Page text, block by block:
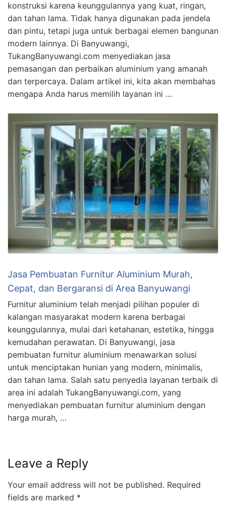
konstruksi karena keunggulannya yang kuat, ringan,
dan tahan lama. Tidak hanya digunakan pada jendela
dan pintu, tetapi juga untuk berbagai elemen bangunan
modern lainnya. Di Banyuwangi,
TukangBanyuwangi.com menyediakan jasa
pemasangan dan perbaikan aluminium yang amanah
dan terpercaya. Dalam artikel ini, kita akan membahas
mengapa Anda harus memilih layanan ini …
Jasa Pembuatan Furnitur Aluminium Murah,
Cepat, dan Bergaransi di Area Banyuwangi
Furnitur aluminium telah menjadi pilihan populer di
kalangan masyarakat modern karena berbagai
keunggulannya, mulai dari ketahanan, estetika, hingga
kemudahan perawatan. Di Banyuwangi, jasa
pembuatan furnitur aluminium menawarkan solusi
untuk menciptakan hunian yang modern, minimalis,
dan tahan lama. Salah satu penyedia layanan terbaik di
area ini adalah TukangBanyuwangi.com, yang
menyediakan pembuatan furnitur aluminium dengan
harga murah, …
Leave a Reply
Your email address will not be published. Required
fields are marked *